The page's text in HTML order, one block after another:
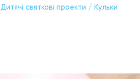
Дитячі святкові проекти / Кульки